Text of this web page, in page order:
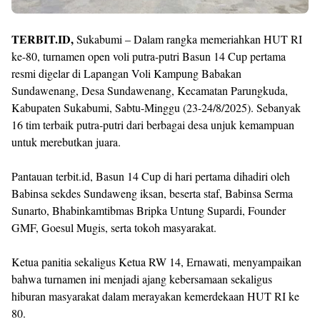
TERBIT.ID,Sukabumi – Dalam rangka memeriahkan HUT RI
ke-80, turnamen open voli putra-putri Basun 14 Cup pertama
resmi digelar di Lapangan Voli Kampung Babakan
Sundawenang, Desa Sundawenang, Kecamatan Parungkuda,
Kabupaten Sukabumi, Sabtu-Minggu (23-24/8/2025). Sebanyak
16 tim terbaik putra-putri dari berbagai desa unjuk kemampuan
untuk merebutkan juara.
Pantauan terbit.id, Basun 14 Cup di hari pertama dihadiri oleh
Babinsa sekdes Sundaweng iksan, beserta staf, Babinsa Serma
Sunarto, Bhabinkamtibmas Bripka Untung Supardi, Founder
GMF, Goesul Mugis, serta tokoh masyarakat.
Ketua panitia sekaligus Ketua RW 14, Ernawati, menyampaikan
bahwa turnamen ini menjadi ajang kebersamaan sekaligus
hiburan masyarakat dalam merayakan kemerdekaan HUT RI ke
80.